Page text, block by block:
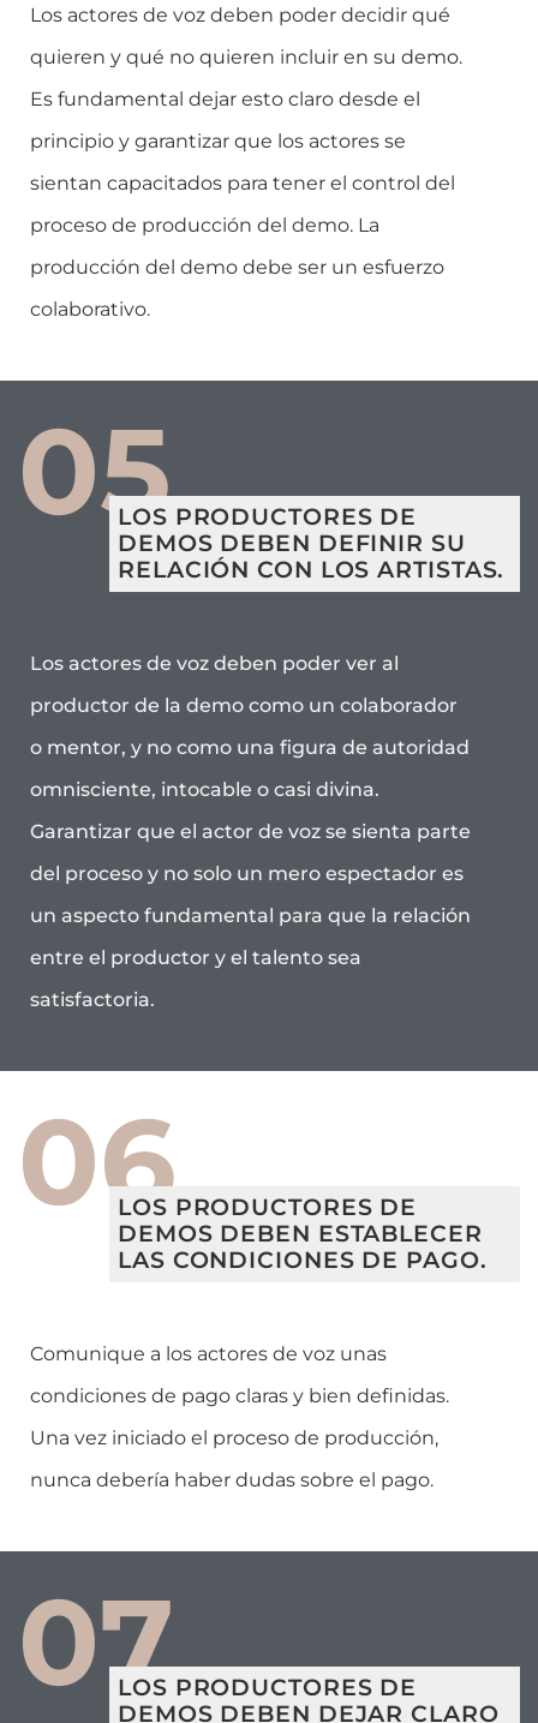
Los actores de voz deben poder decidir qué
quieren y qué no quieren incluir en su demo.
Es fundamental dejar esto claro desde el
principio y garantizar que los actores se
sientan capacitados para tener el control del
proceso de producción del demo. La
producción del demo debe ser un esfuerzo
colaborativo.
05LOS PRODUCTORES DE
DEMOS DEBEN DEFINIR SU
RELACIÓN CON LOS ARTISTAS.
Los actores de voz deben poder ver al
productor de la demo como un colaborador
o mentor, y no como una figura de autoridad
omnisciente, intocable o casi divina.
Garantizar que el actor de voz se sienta parte
del proceso y no solo un mero espectador es
un aspecto fundamental para que la relación
entre el productor y el talento sea
satisfactoria.
06LOS PRODUCTORES DE
DEMOS DEBEN ESTABLECER
LAS CONDICIONES DE PAGO.
Comunique a los actores de voz unas
condiciones de pago claras y bien definidas.
Una vez iniciado el proceso de producción,
nunca debería haber dudas sobre el pago.
07LOS PRODUCTORES DE
DEMOS DEBEN DEJAR CLARO